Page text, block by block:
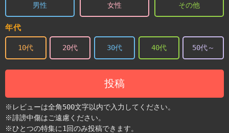
男性 女性 その他
年代
10代 20代 30代 40代 50代～
投稿
※レビューは全角500文字以内で入力してください。
※誹謗中傷はご遠慮ください。
※ひとつの特集に1回のみ投稿できます。